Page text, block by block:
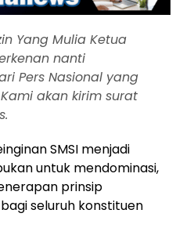
Yang Mulia Ketua
nanti
Pers Nasional yang
akan kirim surat
SMSI menjadi
untuk mendominasi,
prinsip
seluruh konstituen